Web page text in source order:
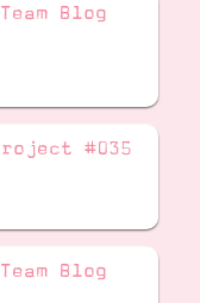
Blog
#035
Blog